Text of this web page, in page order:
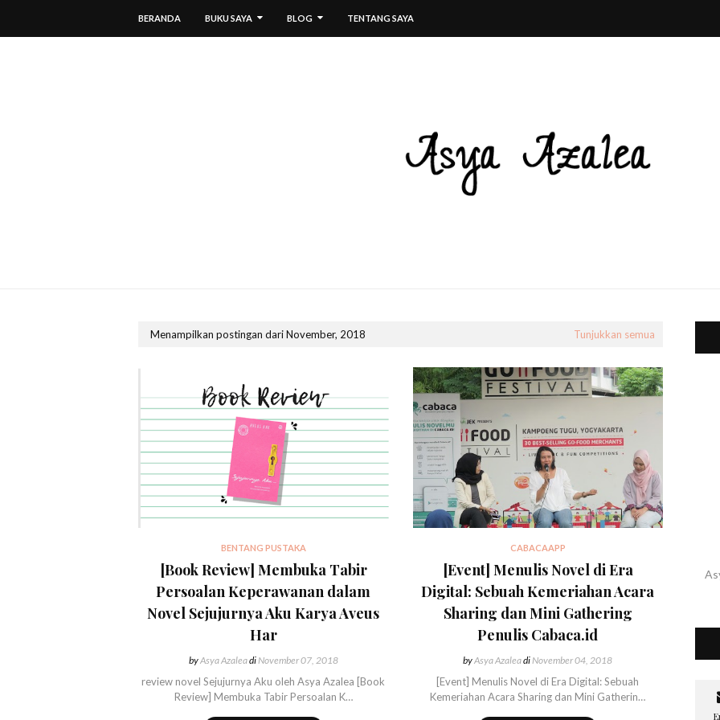
BERANDA BUKU SAYA BLOG TENTANG SAYA
Menampilkan postingan dari November, 2018 Tunjukkan semua
BENTANG PUSTAKA
[Book Review] Membuka Tabir
Persoalan Keperawanan dalam
Novel Sejujurnya Aku Karya Aveus
Har
byAsya AzaleadiNovember 07, 2018
review novel Sejujurnya Aku oleh Asya Azalea [Book
Review] Membuka Tabir Persoalan K…
CABACAAPP
[Event] Menulis Novel di Era
Digital: Sebuah Kemeriahan Acara
Sharing dan Mini Gathering
Penulis Cabaca.id
byAsya Azaleadi November 04, 2018
[Event] Menulis Novel di Era Digital: Sebuah
Kemeriahan Acara Sharing dan Mini Gatherin…